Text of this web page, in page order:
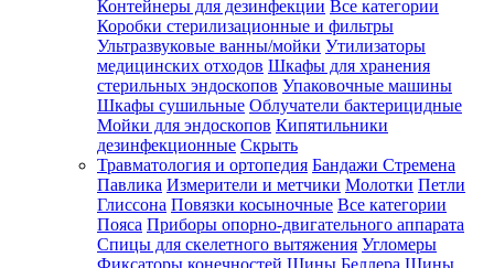
Контейнеры для дезинфекции Все категории
Коробки стерилизационные и фильтры
Ультразвуковые ванны/мойки Утилизаторы
медицинских отходов Шкафы для хранения
стерильных эндоскопов Упаковочные машины
Шкафы сушильные Облучатели бактерицидные
Мойки для эндоскопов Кипятильники
дезинфекционные Скрыть
Травматология и ортопедия Бандажи Стремена
Павлика Измерители и метчики Молотки Петли
Глиссона Повязки косыночные Все категории
Пояса Приборы опорно-двигательного аппарата
Спицы для скелетного вытяжения Угломеры
Фиксаторы конечностей Шины Беллера Шины